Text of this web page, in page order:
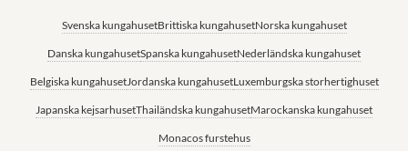
Svenska kungahusetBrittiska kungahusetNorska kungahuset
Danska kungahusetSpanska kungahusetNederländska kungahuset
Belgiska kungahusetJordanska kungahusetLuxemburgska storhertighuset
Japanska kejsarhusetThailändska kungahusetMarockanska kungahuset
Monacos furstehus